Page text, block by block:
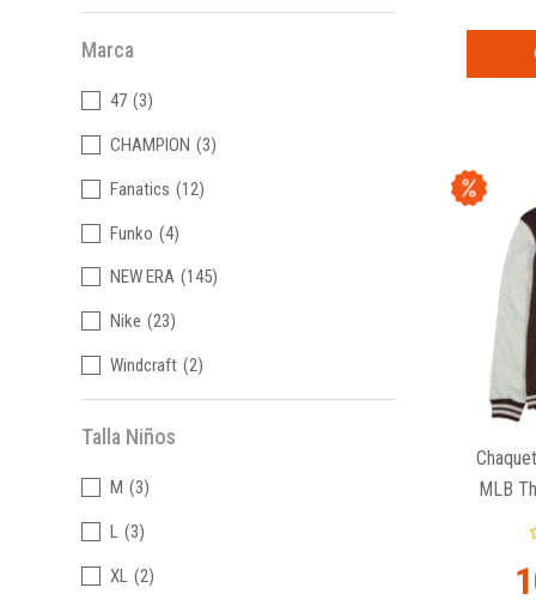
Marca
47 (3)
CHAMPION (3)
Fanatics (12)
Funko (4)
NEW ERA (145)
Nike (23)
Windcraft (2)
Talla Niños
M (3)
L (3)
XL (2)
MLB